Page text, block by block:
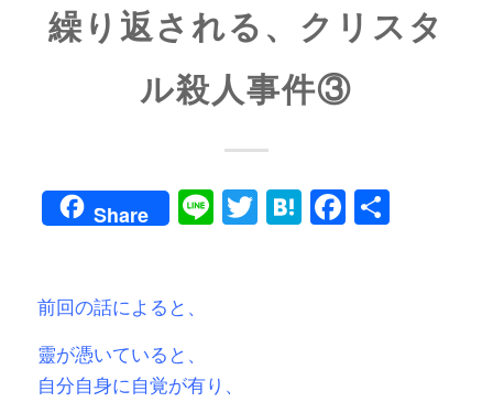
繰り返される、クリスタ
ル殺人事件③
Share LineTwitter
Hatena共
前回の話によると、
靈が憑いていると、
自分自身に自覚が有り、